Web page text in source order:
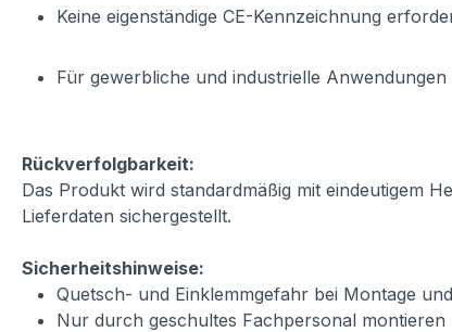
Keine eigenständige CE-Kennzeichnung
Für gewerbliche und industrielle Anwendungen
Rückverfolgbarkeit:
Das Produkt wird standardmäßig mit eindeutigem
Lieferdaten sichergestellt.
Sicherheitshinweise:
Quetsch- und Einklemmgefahr bei Montage
Nur durch geschultes Fachpersonal montieren